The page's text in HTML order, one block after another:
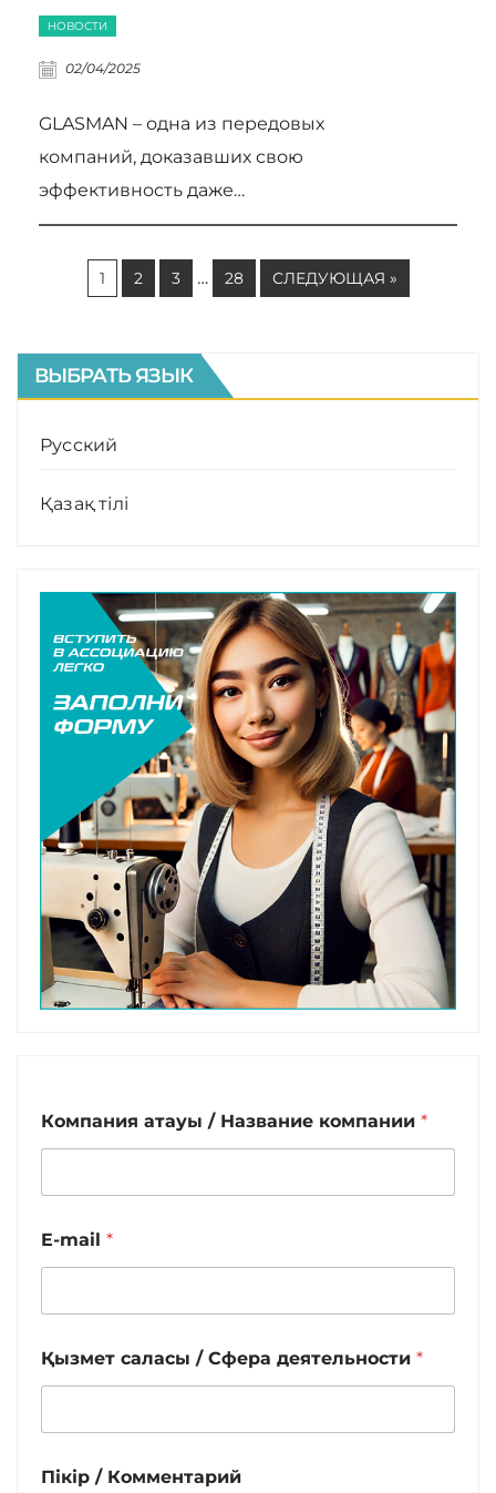
НОВОСТИ
02/04/2025
GLASMAN – одна из передовых
компаний, доказавших свою
эффективность даже…
1 2 3 … 28 СЛЕДУЮЩАЯ »
ВЫБРАТЬ ЯЗЫК
Русский
Қазақ тілі
Компания атауы / Название компании *
E-mail *
Қызмет саласы / Сфера деятельности *
Пікір / Комментарий